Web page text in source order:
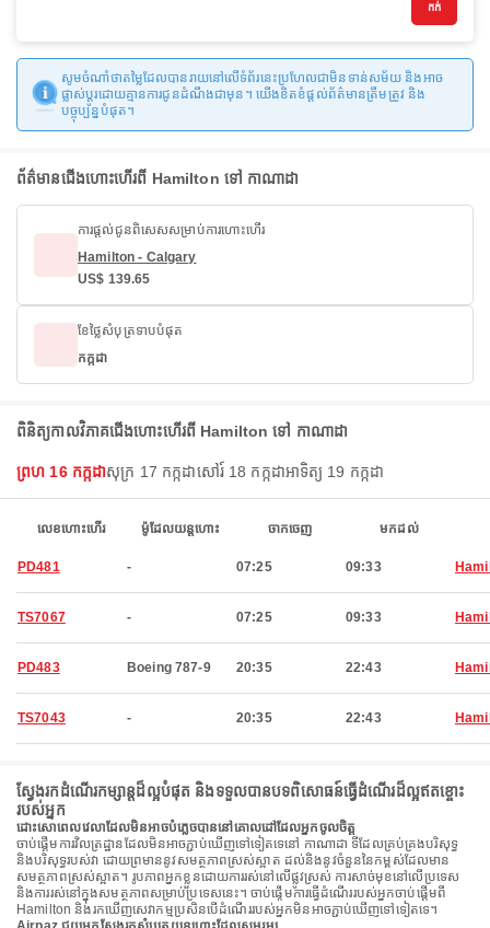
កក់
សូមចំណាំថាតម្លៃដែលបានរាយនៅលើទំព័រនេះប្រហែលជាមិនទាន់សម័យ និងអាច
ផ្លាស់ប្តូរដោយគ្មានការជូនដំណឹងជាមុន។ យើងខិតខំផ្តល់ព័ត៌មានត្រឹមត្រូវ និង
បច្ចុប្បន្នបំផុត។
ព័ត៌មានជើងហោះហើរពី Hamilton ទៅ កាណាដា
ការផ្តល់ជូនពិសេសសម្រាប់ការហោះហើរ
Hamilton - Calgary
US$ 139.65
ខែថ្លៃសំបុត្រទាបបំផុត
កក្កដា
ពិនិត្យកាលវិភាគជើងហោះហើរពី Hamilton ទៅ កាណាដា
ព្រហ 16 កក្កដាសុក្រ 17 កក្កដាសៅរ៍ 18 កក្កដាអាទិត្យ 19 កក្កដា
លេខហោះហើរ ម៉ូដែលយន្តហោះ ចាកចេញ មកដល់
PD481 - 07:25 09:33
TS7067 - 07:25 09:33
PD483 Boeing 787-9 20:35 22:43
TS7043 - 20:35 22:43
ស្វែងរកដំណើរកម្សាន្តដ៏ល្អបំផុត និងទទួលបានបទពិសោធន៍ធ្វើដំណើរដ៏ល្អឥតខ្ចោះ
របស់អ្នក
ដោះសោពេលវេលាដែលមិនអាចបំភ្លេចបាននៅគោលដៅដែលអ្នកចូលចិត្ត
ចាប់ផ្តើមការវិលត្រដ្ឋានដែលមិនអាចភ្ជាប់ឃើញទៅទៀតទេនៅ កាណាដា ទីដែលគ្រប់គ្រងបរិសុទ្ធ
និងបរិសុទ្ធរបស់វា ដោយព្រមាននូវសមត្ថភាពស្រស់ស្អាត ដល់និងនូវចំនួននៃកម្ពស់ដែលមាន
សមត្ថភាពស្រស់ស្អាត។ រូបភាពអ្នកខ្លួនដោយការរស់នៅលើផ្លូវស្រស់ ការសាច់មុខនៅលើប្រទេស
និងការរស់នៅក្នុងសមត្ថភាពសម្រាប់ប្រទេសនេះ។ ចាប់ផ្តើមការធ្វើដំណើររបស់អ្នកចាប់ផ្តើមពី
Hamilton និងរកឃើញសេវាកម្មប្រសិនបើដំណើររបស់អ្នកមិនអាចភ្ជាប់ឃើញទៅទៀតទេ។